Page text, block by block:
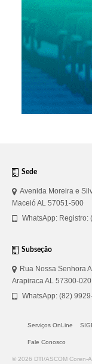
Sede
Avenida Moreira e
Maceió AL 57051-500
WhatsApp: Registro:
Subseção
Rua Nossa Senhora
Arapiraca AL 57300-020
WhatsApp: (82)
Serviços OnLine
Fale Conosco
© 2026 DTI/ASCOM Coren-